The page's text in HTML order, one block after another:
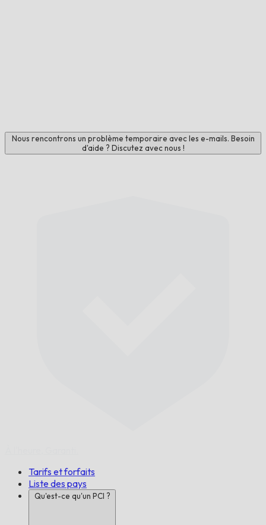
Nous rencontrons un problème temporaire avec les e-mails. Besoin
d'aide ? Discutez avec nous !
Tarifs et forfaits
Liste des pays
Qu'est-ce qu'un PCI ?